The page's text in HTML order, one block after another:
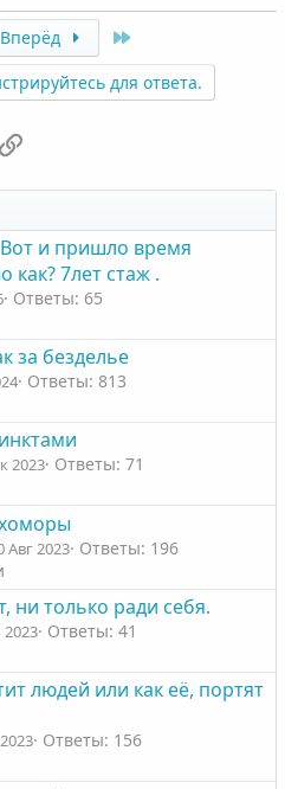
Вперёд
для ответа.
почта
и пришло время
как? 7лет стаж .
Ответы: 65
за безделье
Ответы: 813
2023 Ответы: 71
Авг 2023 Ответы: 196
ни только ради себя.
Ответы: 41
людей или как её, портят
Ответы: 156